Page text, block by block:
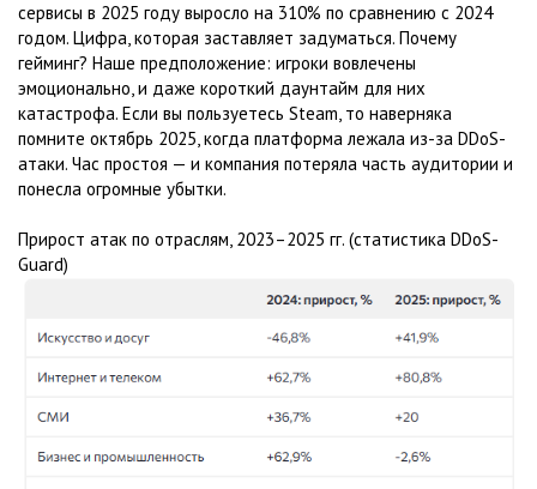
сервисы в 2025 году выросло на 310% по сравнению с 2024
годом. Цифра, которая заставляет задуматься. Почему
гейминг? Наше предположение: игроки вовлечены
эмоционально, и даже короткий даунтайм для них
катастрофа. Если вы пользуетесь Steam, то наверняка
помните октябрь 2025, когда платформа лежала из-за DDoS-
атаки. Час простоя — и компания потеряла часть аудитории и
понесла огромные убытки.
Прирост атак по отраслям, 2023–2025 гг. (статистика DDoS-
Guard)